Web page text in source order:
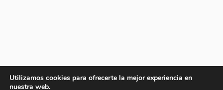
Utilizamos cookies para ofrecerte la mejor experiencia en
nuestra web.